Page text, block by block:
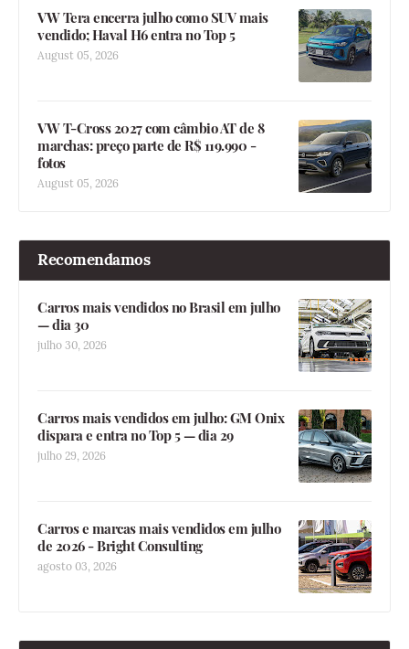
VW Tera encerra julho como SUV mais
vendido; Haval H6 entra no Top 5
August 05, 2026
VW T-Cross 2027 com câmbio AT de 8
marchas: preço parte de R$ 119.990 -
fotos
August 05, 2026
Recomendamos
Carros mais vendidos no Brasil em julho
— dia 30
julho 30, 2026
Carros mais vendidos em julho: GM Onix
dispara e entra no Top 5 — dia 29
julho 29, 2026
Carros e marcas mais vendidos em julho
de 2026 - Bright Consulting
agosto 03, 2026